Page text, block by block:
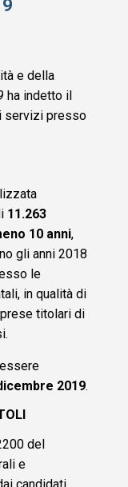
e della
ha indetto il
servizi presso
11.263
10 anni,
gli anni 2018
le
in qualità di
titolari di
2019.
del
e